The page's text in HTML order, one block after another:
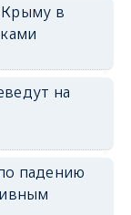
в
на
падению